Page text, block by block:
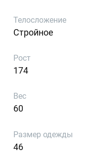
Телосложение
Стройное
Рост
174
Вес
60
Размер одежды
46